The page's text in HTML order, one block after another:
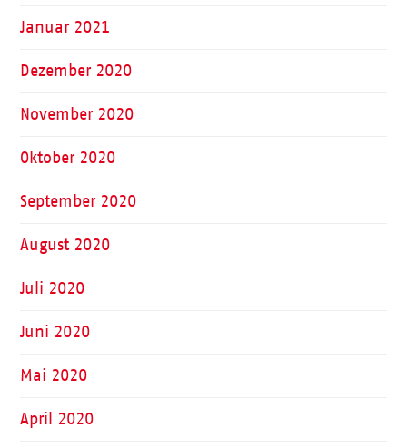
Januar 2021
Dezember 2020
November 2020
Oktober 2020
September 2020
August 2020
Juli 2020
Juni 2020
Mai 2020
April 2020